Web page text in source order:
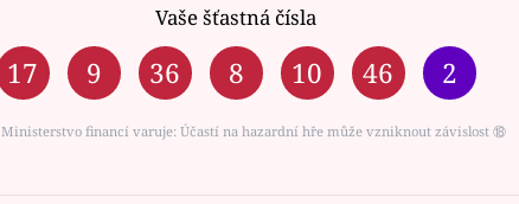
Vaše šťastná čísla
17 9 36 8 10 46 2
Ministerstvo financí varuje: Účastí na hazardní hře může vzniknout závislost ⑱